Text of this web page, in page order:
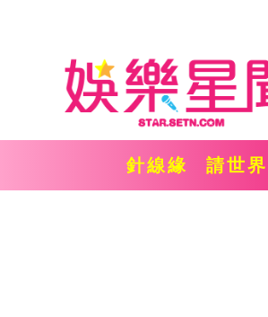
針線緣 請世